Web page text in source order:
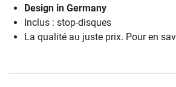
Design in Germany
Inclus : stop-disques
La qualité au juste prix. Pour en